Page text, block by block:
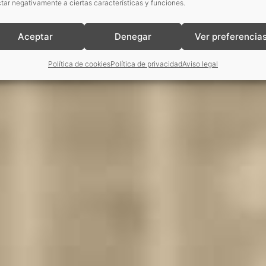
negativamente a ciertas características y funciones.
Aceptar Denegar Ver
Política de cookiesPolítica de privacidadAviso legal